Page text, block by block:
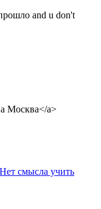
and u don't
Москва</a>
Нет смысла учить